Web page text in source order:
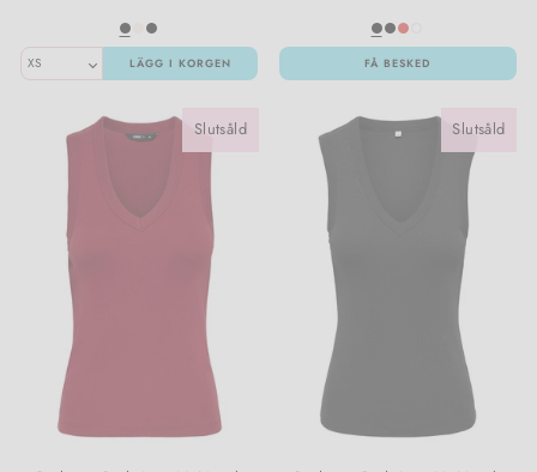
LÄGG I KORGEN FÅ BESKED
Slutsåld Slutsåld